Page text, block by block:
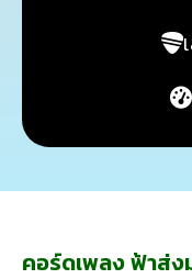
คอร์ดเพลง ฟ้าส่ง